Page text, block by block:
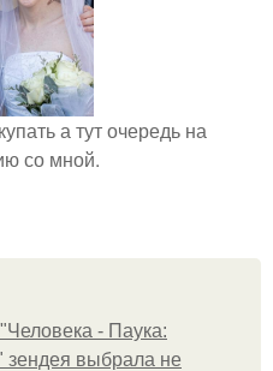
а тут очередь на
со мной.
- Паука:
выбрала не